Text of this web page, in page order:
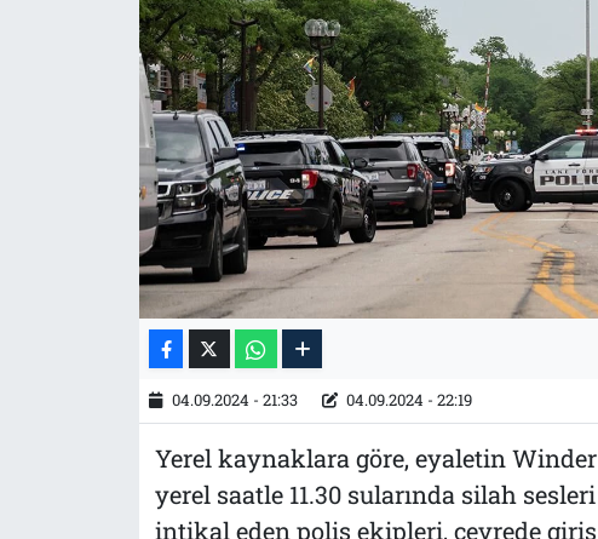
04.09.2024 - 21:33 04.09.2024 - 22:19
Yerel kaynaklara göre, eyaletin
yerel saatle 11.30 sularında silah
intikal eden polis ekipleri, çevrede giriş
İletişim